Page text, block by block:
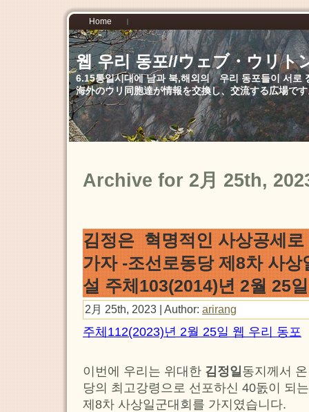
Home
웹 우리 동포//ウェブ・ウリト
6.15통일시대에 남과 북,해외의 우리 동포들이 서로
海外のウリ同胞達が情報を交換し、交流する広場で
Archive for 2月 25th,
김정은 혁명적인 사상공세
가자 -조선로동당 제8차 사
설 주체103(2014)년 2월 25
2月 25th, 2023 | Author: arirang
주체112(2023)년 2월 25일 웹 우리 동포
이번에 우리는 위대한 김정일 동지께서
당의 최고강령으로 선포하신 40돐이 되
제8차 사상일군대회를 가지였습니다.